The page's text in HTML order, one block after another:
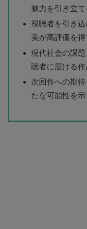
魅力を引き立て
視聴者を引き
美が高評価を得
現代社会の課
聴者に届ける作
次回作への期
たな可能性を示